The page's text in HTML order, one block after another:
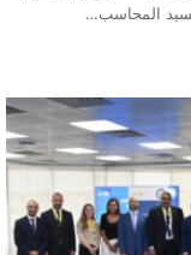
المحاسب…